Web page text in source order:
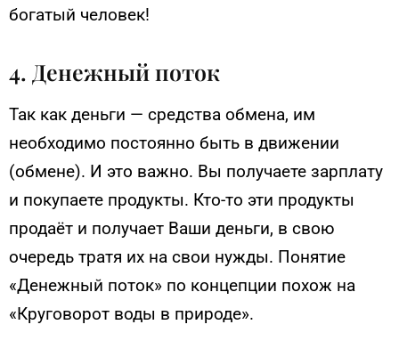
богатый человек!
4. Денежный поток
Так как деньги — средства обмена, им
необходимо постоянно быть в движении
(обмене). И это важно. Вы получаете зарплату
и покупаете продукты. Кто-то эти продукты
продаёт и получает Ваши деньги, в свою
очередь тратя их на свои нужды. Понятие
«Денежный поток» по концепции похож на
«Круговорот воды в природе».